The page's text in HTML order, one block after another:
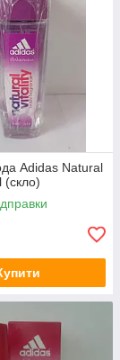
Adidas Natural
(скло)